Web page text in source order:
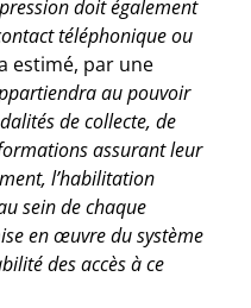
doit également
téléphonique ou
estimé, par une
au pouvoir
de collecte, de
assurant leur
l’habilitation
sein de chaque
en œuvre du système
des accès à ce